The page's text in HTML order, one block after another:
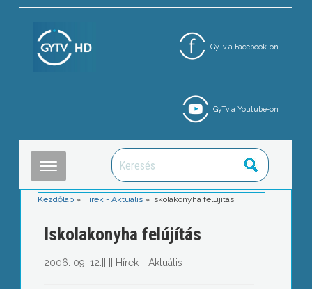
GyTv a Facebook-on
GyTv a Youtube-on
Kezdőlap » Hírek - Aktuális » Iskolakonyha felújítás
Iskolakonyha felújítás
2006. 09. 12. Hírek - Aktuális